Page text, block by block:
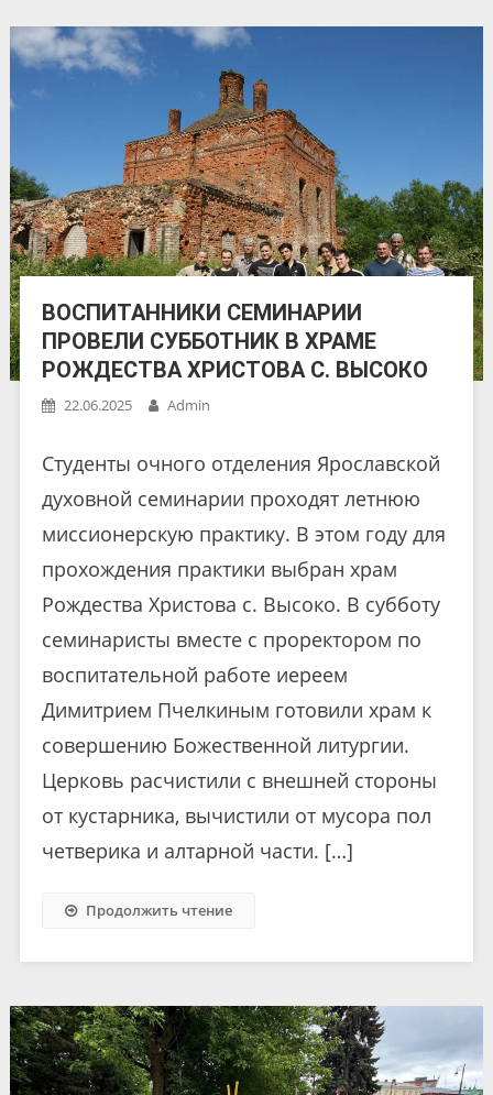
ВОСПИТАННИКИ СЕМИНАРИИ
ПРОВЕЛИ СУББОТНИК В ХРАМЕ
РОЖДЕСТВА ХРИСТОВА С. ВЫСОКО
22.06.2025 Admin
Студенты очного отделения Ярославской
духовной семинарии проходят летнюю
миссионерскую практику. В этом году для
прохождения практики выбран храм
Рождества Христова с. Высоко. В субботу
семинаристы вместе с проректором по
воспитательной работе иереем
Димитрием Пчелкиным готовили храм к
совершению Божественной литургии.
Церковь расчистили с внешней стороны
от кустарника, вычистили от мусора пол
четверика и алтарной части. […]
Продолжить чтение